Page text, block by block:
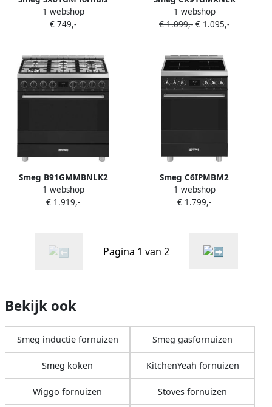
Vrijstaand fornuis A Gas
Gaskookplaat Roestvrijstaal
1 webshop
€ 749,-
Gasfornuis 90 cm RVS 5
Gasbranders
1 webshop
€ 1.099,- € 1.095,-
Smeg B91GMMBNLK2
Gasfornuis Vrijstaand
Fornuis 90 cm 6
A Mat Zwart
1 webshop
€ 1.919,-
Smeg C6IPMBM2
Inductiefornuis Vrijstaand
Fornuis 60 cm 4
Energieklasse A Mat Zwart
1 webshop
€ 1.799,-
Pagina 1 van 2
Bekijk ook
Smeg inductie fornuizen Smeg gasfornuizen
Smeg koken KitchenYeah fornuizen
Wiggo fornuizen Stoves fornuizen